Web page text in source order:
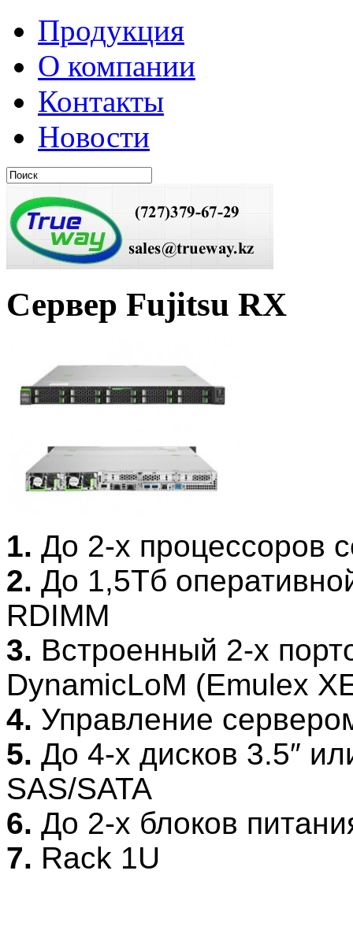
Продукция
О компании
Контакты
Новости
Сервер Fujitsu RX
1. До 2-х процессоров
2. До 1,5Тб
RDIMM
3. Встроенный 2-х
DynamicLoM (Emulex
4. Управление
5. До 4-х дисков 3.5″
SAS/SATA
6. До 2-х блоков
7. Rack 1U